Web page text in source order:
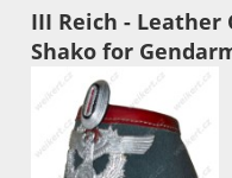
III Reich - Leather
Shako for